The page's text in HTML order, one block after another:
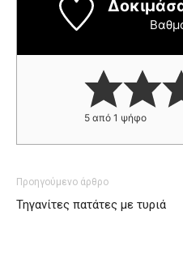
5 από 1 ψήφο
Προηγούμενο άρθρο
Τηγανίτες πατάτες με τυριά